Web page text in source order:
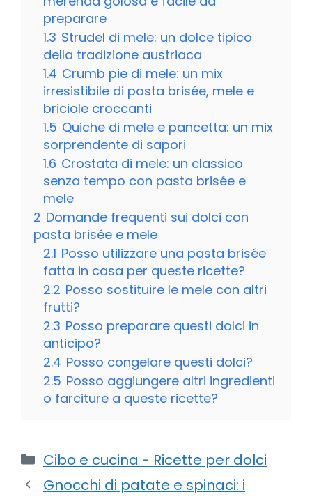
preparare
1.3 Strudel di mele: un dolce tipico
della tradizione austriaca
1.4 Crumb pie di mele: un mix
irresistibile di pasta brisée, mele e
briciole croccanti
1.5 Quiche di mele e pancetta: un mix
sorprendente di sapori
1.6 Crostata di mele: un classico
senza tempo con pasta brisée e
mele
2 Domande frequenti sui dolci con
pasta brisée e mele
2.1 Posso utilizzare una pasta brisée
fatta in casa per queste ricette?
2.2 Posso sostituire le mele con altri
frutti?
2.3 Posso preparare questi dolci in
anticipo?
2.4 Posso congelare questi dolci?
2.5 Posso aggiungere altri ingredienti
o farciture a queste ricette?
Categorie
Cibo e cucina - Ricette per dolci
Gnocchi di patate e spinaci: i